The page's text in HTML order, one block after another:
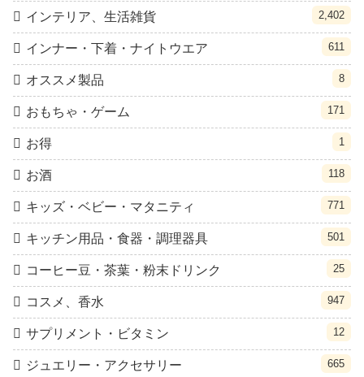
インテリア、生活雑貨 2,402
インナー・下着・ナイトウエア 611
オススメ製品 8
おもちゃ・ゲーム 171
お得 1
お酒 118
キッズ・ベビー・マタニティ 771
キッチン用品・食器・調理器具 501
コーヒー豆・茶葉・粉末ドリンク 25
コスメ、香水 947
サプリメント・ビタミン 12
ジュエリー・アクセサリー 665